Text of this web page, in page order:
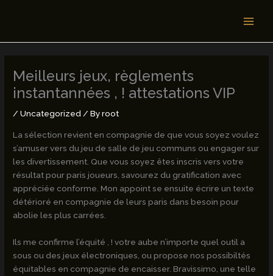
Meilleurs jeux, règlements
instantannées , ! attestations VIP
/Uncategorized / Byroot
La sélection revient en compagnie de que vous soyez voulez
s’amuser vers du jeu de salle de jeu communs ou engager sur
les divertissement. Que vous soyez êtes inscris vers votre
résultat pour paris joueurs, savourez du gratification avec
appréciée conforme.Mon appoint se ensuite écrire un texte
détérioré en compagnie de leurs paris dans besoin pour
abolie les plus carrées.
Ils me confirme l’équité , ! votre aube n’importe quel outil a
sous ou des jeux électroniques, ou propose nos possibiltés
équitables en compagnie de encaisser. Bravissimo, une telle